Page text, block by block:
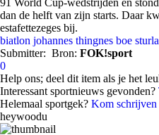
91 World Cup-wedstrijden en
dan de helft van zijn starts. Daar
estafettezeges bij.
biatlon johannes thingnes boe
Submitter: Bron: FOK!sport
0
Help ons; deel dit item als je het
Interessant sportnieuws gevonden?
Helemaal sportgek? Kom
heywoodu